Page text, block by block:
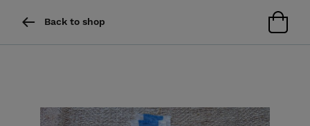
Back to shop